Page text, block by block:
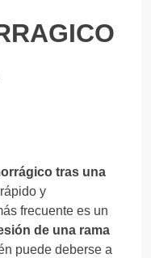
tras una
y
frecuente es un
de una rama
puede deberse a